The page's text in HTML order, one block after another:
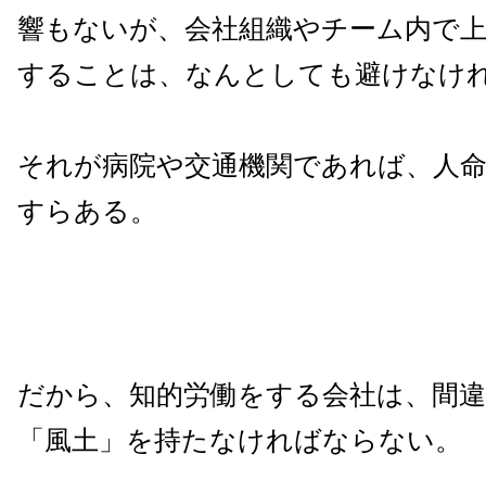
響もないが、会社組織やチーム内で
することは、なんとしても避けなけ
それが病院や交通機関であれば、人
すらある。
だから、知的労働をする会社は、間
「風土」を持たなければならない。